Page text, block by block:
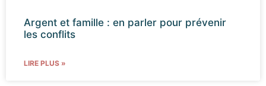
Argent et famille : en parler pour prévenir
les conflits
LIRE PLUS »